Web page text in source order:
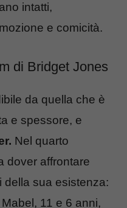
intatti,
e comicità.
di Bridget Jones
da quella che è
e spessore, e
Nel quarto
dover affrontare
della sua esistenza:
11 e 6 anni,